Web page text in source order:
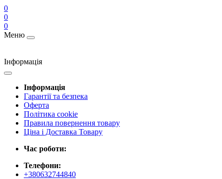
0
0
0
Меню
Інформація
Інформація
Гарантії та безпека
Оферта
Політика cookie
Правила повернення товару
Ціна і Доставка Товару
Час роботи:
Телефони:
+380632744840